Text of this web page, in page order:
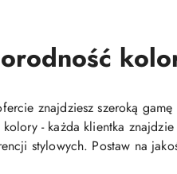
znajdziesz szeroką
kolory - każda klientka
stylowych. Postaw na